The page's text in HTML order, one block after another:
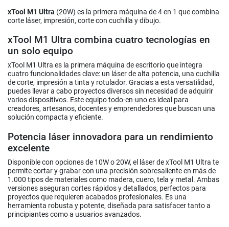
xTool M1 Ultra (20W) es la primera máquina de 4 en 1 que combina
corte láser, impresión, corte con cuchilla y dibujo.
xTool M1 Ultra combina cuatro tecnologías en
un solo equipo
xTool M1 Ultra es la primera máquina de escritorio que integra
cuatro funcionalidades clave: un láser de alta potencia, una cuchilla
de corte, impresión a tinta y rotulador. Gracias a esta versatilidad,
puedes llevar a cabo proyectos diversos sin necesidad de adquirir
varios dispositivos. Este equipo todo-en-uno es ideal para
creadores, artesanos, docentes y emprendedores que buscan una
solución compacta y eficiente.
Potencia láser innovadora para un rendimiento
excelente
Disponible con opciones de 10W o 20W, el láser de xTool M1 Ultra te
permite cortar y grabar con una precisión sobresaliente en más de
1.000 tipos de materiales como madera, cuero, tela y metal. Ambas
versiones aseguran cortes rápidos y detallados, perfectos para
proyectos que requieren acabados profesionales. Es una
herramienta robusta y potente, diseñada para satisfacer tanto a
principiantes como a usuarios avanzados.